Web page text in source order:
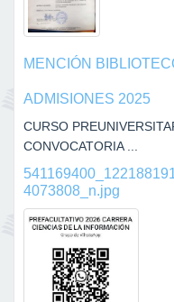
MENCIÓN
ADMISIONES 2025
CURSO
CONVOCATORIA ...
4073808_n.jpg